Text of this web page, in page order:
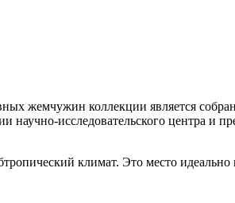
жемчужин коллекции является
исследовательского центра и
климат. Это место идеально